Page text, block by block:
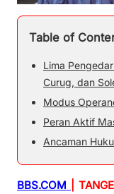
Table of
Lima
Curug, dan
Modus
Peran Aktif
Ancaman
BBS.COM |